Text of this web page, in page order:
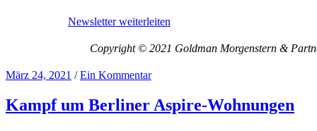
Newsletter weiterleiten
Copyright © 2021 Goldman Morgenstern &
März 24, 2021 / Ein Kommentar
Kampf um Berliner Aspire-Wohnungen